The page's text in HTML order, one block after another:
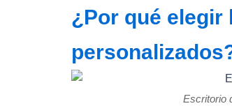
¿Por qué elegir
Escritorio